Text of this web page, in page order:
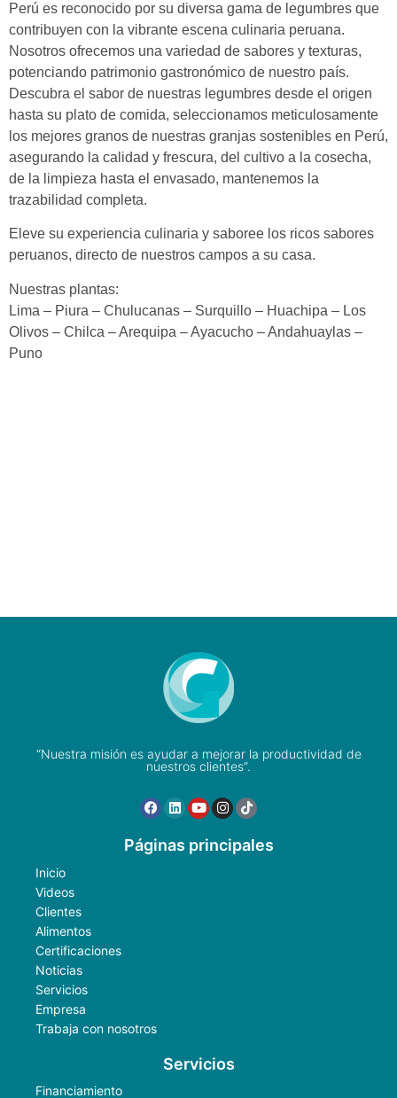
Perú es reconocido por su diversa gama de legumbres que
contribuyen con la vibrante escena culinaria peruana.
Nosotros ofrecemos una variedad de sabores y texturas,
potenciando patrimonio gastronómico de nuestro país.
Descubra el sabor de nuestras legumbres desde el origen
hasta su plato de comida, seleccionamos meticulosamente
los mejores granos de nuestras granjas sostenibles en Perú,
asegurando la calidad y frescura, del cultivo a la cosecha,
de la limpieza hasta el envasado, mantenemos la
trazabilidad completa.
Eleve su experiencia culinaria y saboree los ricos sabores
peruanos, directo de nuestros campos a su casa.
Nuestras plantas:
Lima – Piura – Chulucanas – Surquillo – Huachipa – Los
Olivos – Chilca – Arequipa – Ayacucho – Andahuaylas –
Puno
“Nuestra misión es ayudar a mejorar la productividad de
nuestros clientes”.
Páginas principales
Inicio
Videos
Clientes
Alimentos
Certificaciones
Noticias
Servicios
Empresa
Trabaja con nosotros
Servicios
Financiamiento